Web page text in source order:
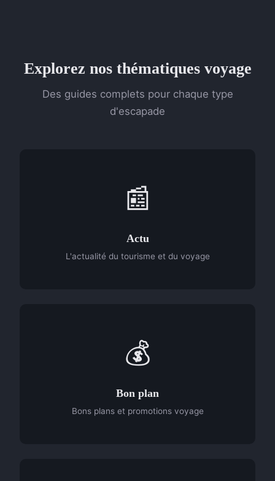
Explorez nos thématiques voyage
Des guides complets pour chaque type
d'escapade
📰
Actu
L'actualité du tourisme et du voyage
💰
Bon plan
Bons plans et promotions voyage